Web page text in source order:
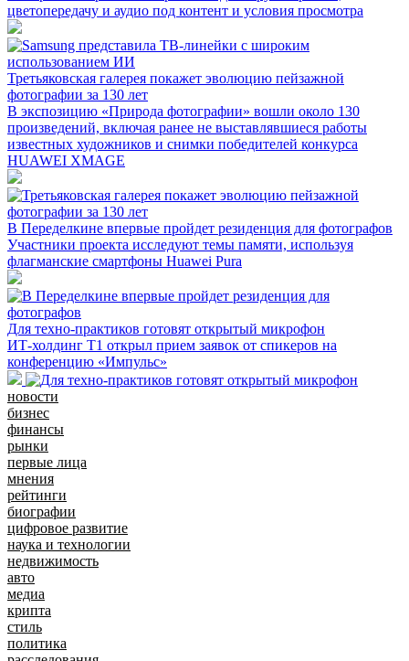
цветопередачу и аудио под контент и условия просмотра
Третьяковская галерея покажет эволюцию пейзажной
фотографии за 130 лет
В экспозицию «Природа фотографии» вошли около 130
произведений, включая ранее не выставлявшиеся работы
известных художников и снимки победителей конкурса
HUAWEI XMAGE
В Переделкине впервые пройдет резиденция для фотографов
Участники проекта исследуют темы памяти, используя
флагманские смартфоны Huawei Pura
Для техно-практиков готовят открытый микрофон
ИТ-холдинг Т1 открыл прием заявок от спикеров на
конференцию «Импульс»
новости
бизнес
финансы
рынки
первые лица
мнения
рейтинги
биографии
цифровое развитие
наука и технологии
недвижимость
авто
медиа
крипта
стиль
политика